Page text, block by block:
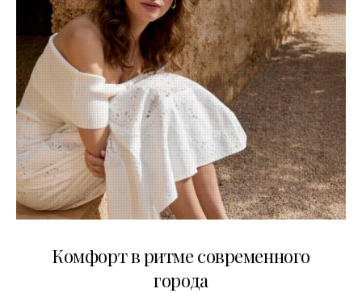
Комфорт в ритме современного
города